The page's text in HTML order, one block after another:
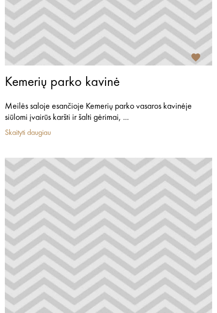
Kemerių parko kavinė
Meilės saloje esančioje Kemerių parko vasaros kavinėje
siūlomi įvairūs karšti ir šalti gėrimai, ...
Skaityti daugiau